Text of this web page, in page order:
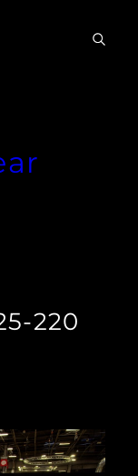
220